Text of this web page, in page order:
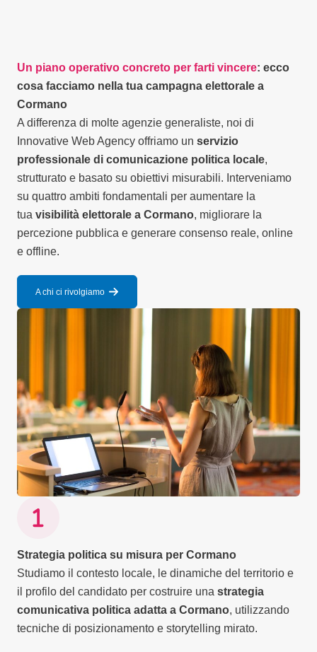
Un piano operativo concreto per farti vincere: ecco
cosa facciamo nella tua campagna elettorale a
Cormano
A differenza di molte agenzie generaliste, noi di
Innovative Web Agency offriamo un servizio
professionale di comunicazione politica locale,
strutturato e basato su obiettivi misurabili. Interveniamo
su quattro ambiti fondamentali per aumentare la
tua visibilità elettorale a Cormano, migliorare la
percezione pubblica e generare consenso reale, online
e offline.
A chi ci rivolgiamo
Strategia politica su misura per Cormano
Studiamo il contesto locale, le dinamiche del territorio e
il profilo del candidato per costruire una strategia
comunicativa politica adatta a Cormano, utilizzando
tecniche di posizionamento e storytelling mirato.